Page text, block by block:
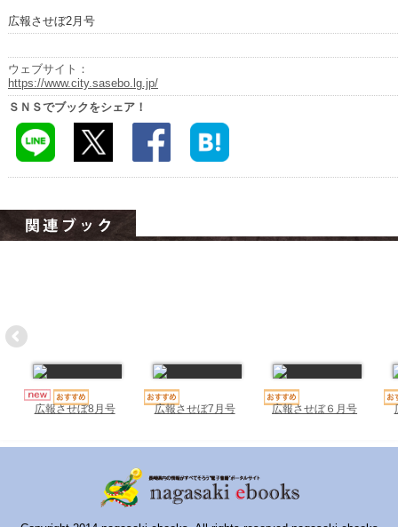
広報させぼ2月号
ウェブサイト：
https://www.city.sasebo.lg.jp/
ＳＮＳでブックをシェア！
広報させぼ8月号 広報させぼ7月号 広報させぼ６月号
関連遺産
大学・専門学校ナビ
ハイスクールナビ
ながよebooks
はさみebooks
長崎MICE観光マップ